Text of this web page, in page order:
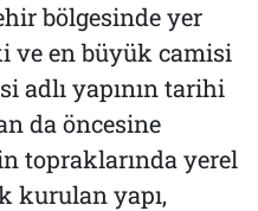
bölgesinde yer
ve en büyük camisi
adlı yapının tarihi
da öncesine
topraklarında yerel
kurulan yapı,